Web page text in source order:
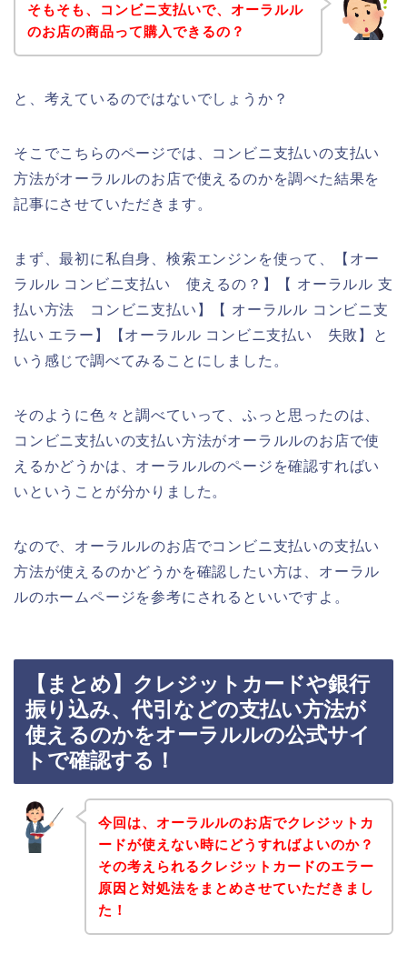
そもそも、コンビニ支払いで、オーラルル
のお店の商品って購入できるの？
と、考えているのではないでしょうか？
そこでこちらのページでは、コンビニ支払いの支払い
方法がオーラルルのお店で使えるのかを調べた結果を
記事にさせていただきます。
まず、最初に私自身、検索エンジンを使って、【オー
ラルル コンビニ支払い 使えるの？】【 オーラルル 支
払い方法 コンビニ支払い】【 オーラルル コンビニ支
払い エラー】【オーラルル コンビニ支払い 失敗】と
いう感じで調べてみることにしました。
そのように色々と調べていって、ふっと思ったのは、
コンビニ支払いの支払い方法がオーラルルのお店で使
えるかどうかは、オーラルルのページを確認すればい
いということが分かりました。
なので、オーラルルのお店でコンビニ支払いの支払い
方法が使えるのかどうかを確認したい方は、オーラル
ルのホームページを参考にされるといいですよ。
【まとめ】クレジットカードや銀行
振り込み、代引などの支払い方法が
使えるのかをオーラルルの公式サイ
トで確認する！
今回は、オーラルルのお店でクレジットカ
ードが使えない時にどうすればよいのか？
その考えられるクレジットカードのエラー
原因と対処法をまとめさせていただきまし
た！